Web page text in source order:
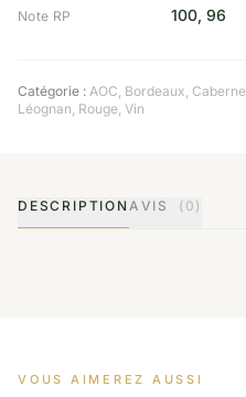
Note RP 100, 96
Catégorie : AOC, Bordeaux,
Léognan, Rouge, Vin
DESCRIPTION AVIS (0)
VOUS AIMEREZ AUSSI